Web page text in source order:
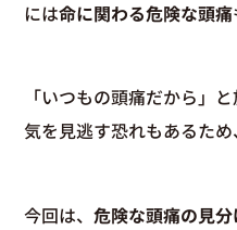
には命に関わる危険な頭痛
「いつもの頭痛だから」
気を見逃す恐れもあるため
今回は、危険な頭痛の見